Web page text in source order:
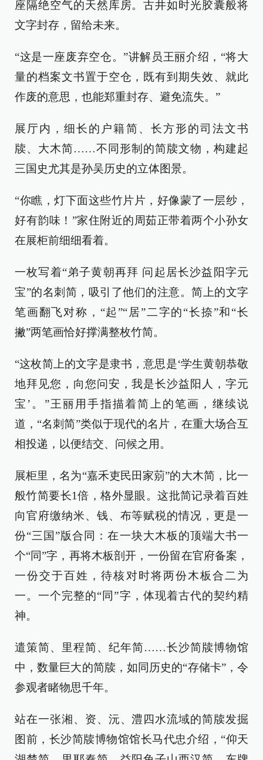
座隔绝空气的天然库房。古井如时光胶囊般将
文字封存，留给未来。
“这是一座废弃空仓。”讲解员王丽介绍，“将大
量的档案文书置于空仓，既有到期失效、就此
作废的意思，也能郑重封存、避免流失。”
展厅内，细长的户籍简、长方形的司法文书
牍、大木简……不同形制的简牍文物，构建起
三国史尤其是孙吴历史的立体图景。
“你瞧，灯下面这些竹片片，好像蒙了一层纱，
好有韵味！”家住附近的周茹正带着两个小孙女
在展柜前细细看着。
一枚写着“弟子黄朝再拜 问起居长沙益阳字元
宝”的名刺简，吸引了他们的注意。简上的文字
笔画翻飞对称，“起”“居”二字的“长捺”和“长
撇”两笔画恰好撑满整枚竹简。
“这枚简上的文字是隶书，意思是‘学生黄朝恭敬
地拜见您，向您问安，我是长沙益阳人，字元
宝’。”王丽用手指描着简上的笔画，继续说
道，“名刺简”类似于现代的名片，在重大场合互
相投递，以便结交、问候之用。
展柜里，名为“嘉禾吏民田家莂”的大木简，比一
般竹简要长1倍，格外显眼。这批简记录着百姓
向官府缴纳米、钱、布等赋税的情况，更是一
份“三国”版合同：在一块大木板的顶端大书一
个“同”字，再将木板剖开，一份留在官府备案，
一份交于百姓，待核对时将两份木板合二为
一。一个完整的“同”字，体现着古代的契约精
神。
遣策简、里程简、纪年简……长沙简牍博物馆
中，数量巨大的简牍，如同历史的“存储卡”，令
参观者睹物思千年。
站在一张湘、资、沅、澧四水流域的简牍发掘
图前，长沙简牍博物馆馆长马代忠介绍，“仰天